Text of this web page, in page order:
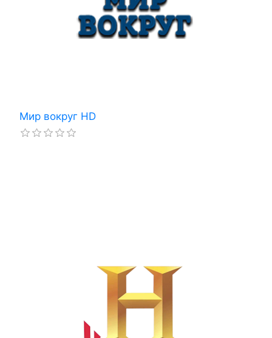
Мир вокруг HD